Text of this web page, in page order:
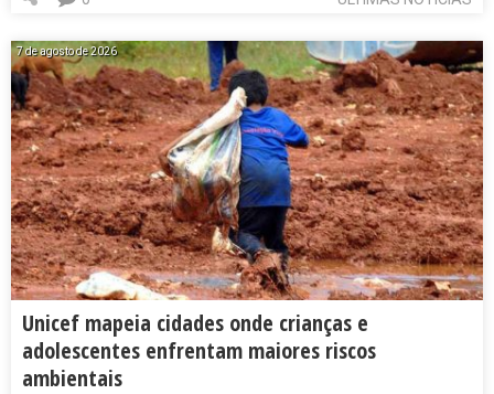
7 de agosto de 2026
Unicef mapeia cidades onde crianças e
adolescentes enfrentam maiores riscos
ambientais